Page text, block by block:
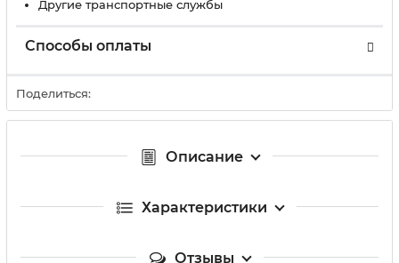
Другие транспортные службы
Способы оплаты
Поделиться:
Описание
Характеристики
Отзывы